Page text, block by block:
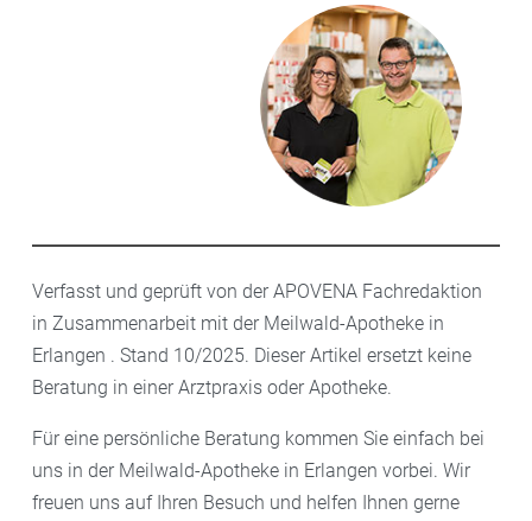
Verfasst und geprüft von der APOVENA Fachredaktion
in Zusammenarbeit mit der Meilwald-Apotheke in
Erlangen . Stand 10/2025. Dieser Artikel ersetzt keine
Beratung in einer Arztpraxis oder Apotheke.
Für eine persönliche Beratung kommen Sie einfach bei
uns in der Meilwald-Apotheke in Erlangen vorbei. Wir
freuen uns auf Ihren Besuch und helfen Ihnen gerne